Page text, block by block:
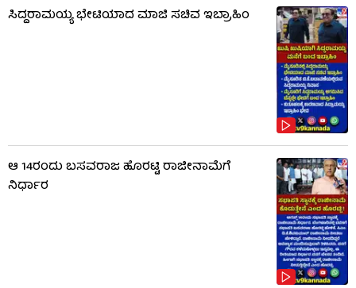
ಸಿದ್ದರಾಮಯ್ಯ ಭೇಟಿಯಾದ ಮಾಜಿ ಸಚಿವ ಇಬ್ರಾಹಿಂ
ಆ 14ರಂದು ಬಸವರಾಜ ಹೊರಟ್ಟಿ ರಾಜೀನಾಮೆಗೆ
ನಿರ್ಧಾರ